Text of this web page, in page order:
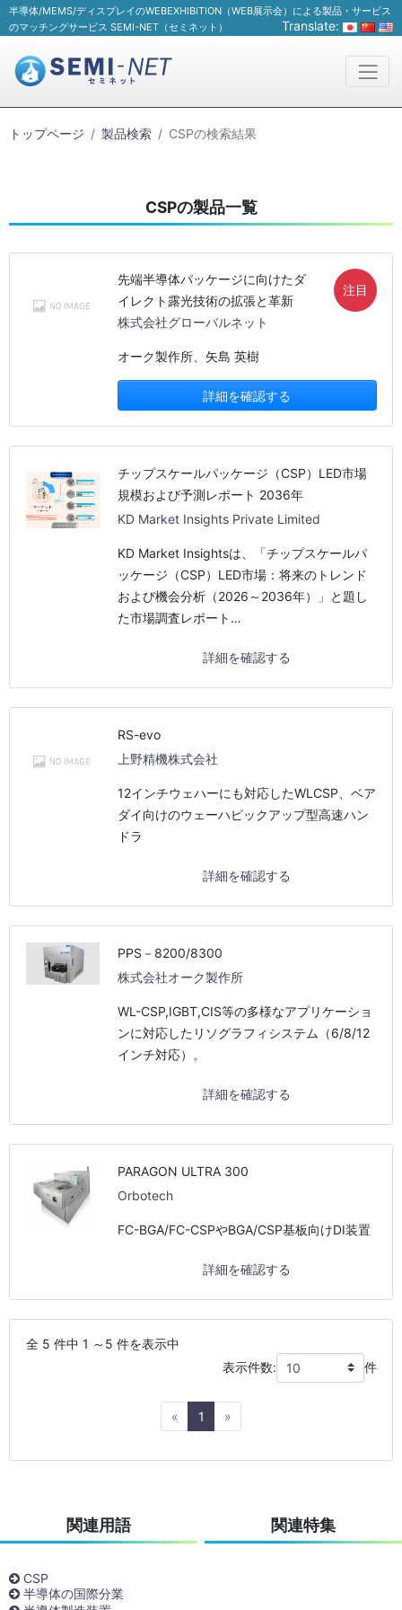
半導体/MEMS/ディスプレイのWEBEXHIBITION（WEB展示会）による製品・サービス
のマッチングサービス SEMI-NET（セミネット）
Translate:
トップページ 製品検索 CSPの検索結果
CSPの製品一覧
先端半導体パッケージに向けたダ
イレクト露光技術の拡張と革新
株式会社グローバルネット
注目
オーク製作所、矢島 英樹
詳細を確認する
チップスケールパッケージ（CSP）LED市場
規模および予測レポート 2036年
KD Market Insights Private Limited
KD Market Insightsは、「チップスケールパ
ッケージ（CSP）LED市場：将来のトレンド
および機会分析（2026～2036年）」と題し
た市場調査レポート…
詳細を確認する
RS-evo
上野精機株式会社
12インチウェハーにも対応したWLCSP、ベア
ダイ向けのウェーハピックアップ型高速ハン
ドラ
詳細を確認する
PPS－8200/8300
株式会社オーク製作所
WL-CSP,IGBT,CIS等の多様なアプリケーショ
ンに対応したリソグラフィシステム（6/8/12
インチ対応）。
詳細を確認する
PARAGON ULTRA 300
Orbotech
FC-BGA/FC-CSPやBGA/CSP基板向けDI装置
詳細を確認する
全 5 件中 1 ～5 件を表示中
表示件数:
件
« Previous
1 »Next
関連用語 関連特集
CSP
半導体の国際分業